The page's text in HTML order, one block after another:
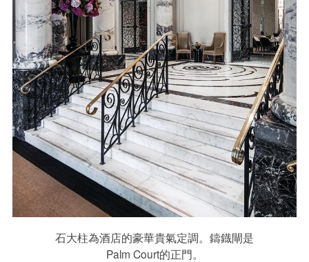
石大柱為酒店的豪華貴氣定調。鑄鐡閘是
Palm Court的正門。